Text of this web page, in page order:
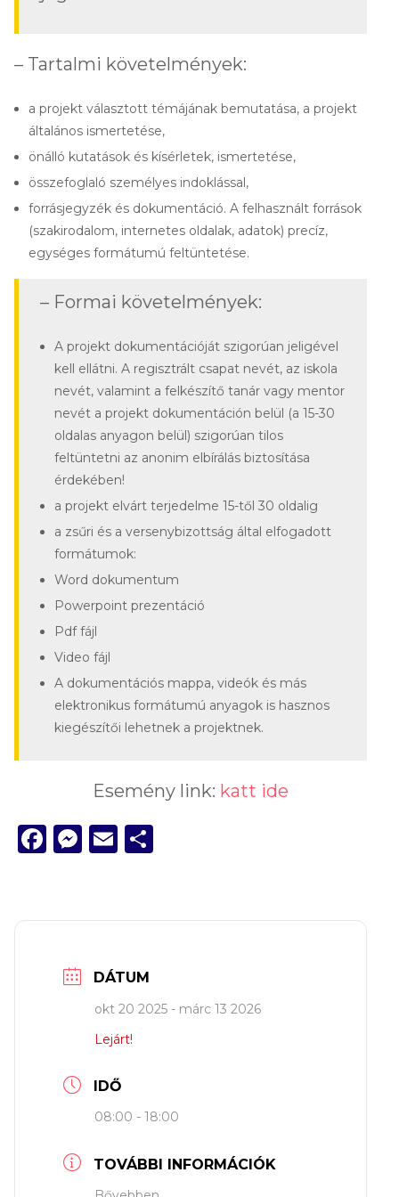
– Tartalmi követelmények:
a projekt választott témájának bemutatása, a projekt
általános ismertetése,
önálló kutatások és kísérletek, ismertetése,
összefoglaló személyes indoklással,
forrásjegyzék és dokumentáció. A felhasznált források
(szakirodalom, internetes oldalak, adatok) precíz,
egységes formátumú feltüntetése.
– Formai követelmények:
A projekt dokumentációját szigorúan jeligével
kell ellátni. A regisztrált csapat nevét, az iskola
nevét, valamint a felkészítő tanár vagy mentor
nevét a projekt dokumentáción belül (a 15-30
oldalas anyagon belül) szigorúan tilos
feltüntetni az anonim elbírálás biztosítása
érdekében!
a projekt elvárt terjedelme 15-től 30 oldalig
a zsűri és a versenybizottság által elfogadott
formátumok:
Word dokumentum
Powerpoint prezentáció
Pdf fájl
Video fájl
A dokumentációs mappa, videók és más
elektronikus formátumú anyagok is hasznos
kiegészítői lehetnek a projektnek.
Esemény link: katt ide
Facebook
Messenger
Email
DÁTUM
okt 20 2025 - márc 13 2026
Lejárt!
IDŐ
08:00 - 18:00
TOVÁBBI INFORMÁCIÓK